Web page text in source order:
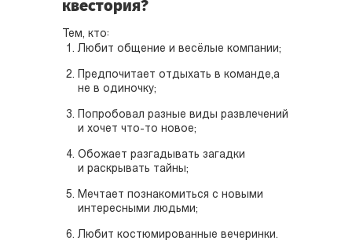
квестория?
Тем, кто:
Любит общение и весёлые компании;
Предпочитает отдыхать в команде,а
не в одиночку;
Попробовал разные виды развлечений
и хочет что-то новое;
Обожает разгадывать загадки
и раскрывать тайны;
Мечтает познакомиться с новыми
интересными людьми;
Любит костюмированные вечеринки.